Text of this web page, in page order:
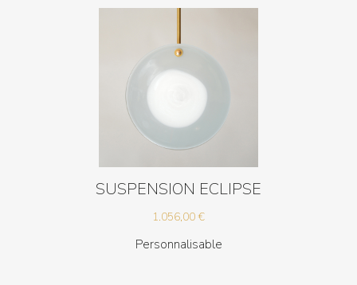
SUSPENSION ECLIPSE
1.056,00€
Personnalisable